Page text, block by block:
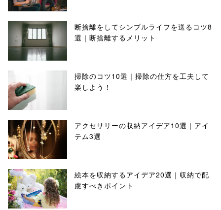
断捨離をしてシンプルライフを送るコツ8
選｜断捨離するメリット
掃除のコツ10選｜掃除の仕方を工夫して
楽しよう！
アクセサリーの収納アイデア10選｜アイ
テム3選
絵本を収納するアイデア20選｜収納で配
慮すべきポイント